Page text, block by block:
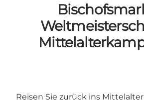
Reisen Sie zurück ins